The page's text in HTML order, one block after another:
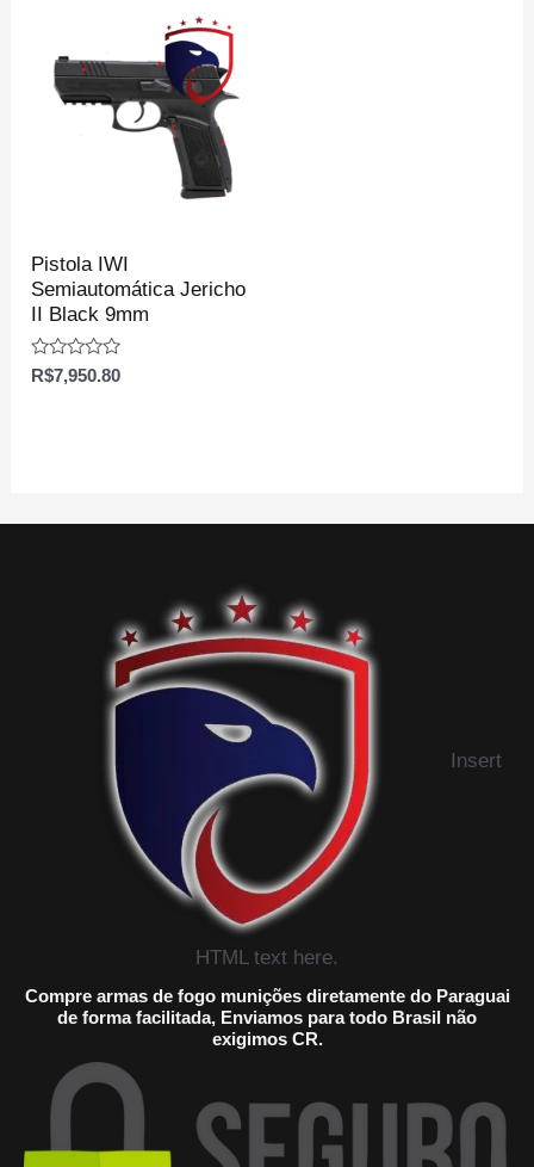
Pistola IWI
Semiautomática Jericho
II Black 9mm
Avaliação
0
R$7,950.80
Insert
HTML text here.
Compre armas de fogo munições diretamente do Paraguai
de forma facilitada, Enviamos para todo Brasil não
exigimos CR.